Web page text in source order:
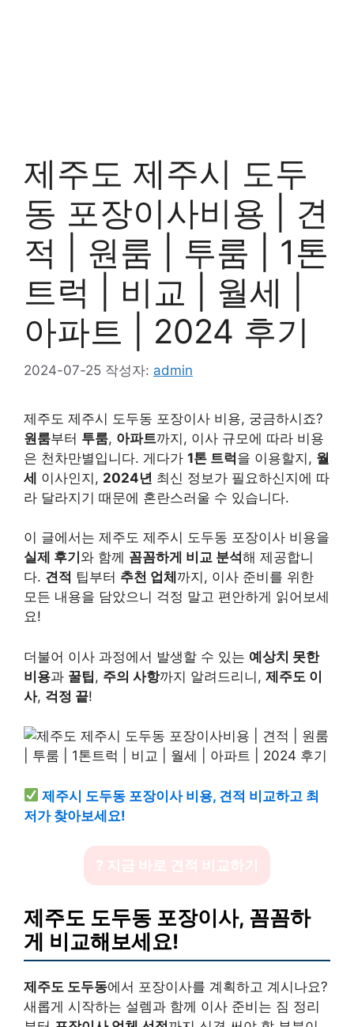
제주도 제주시 도두
동 포장이사비용 | 견
적 | 원룸 | 투룸 | 1톤
트럭 | 비교 | 월세 |
아파트 | 2024 후기
2024-07-25 작성자: admin
제주도 제주시 도두동 포장이사 비용, 궁금하시죠?
원룸부터 투룸, 아파트까지, 이사 규모에 따라 비용
은 천차만별입니다. 게다가 1톤 트럭을 이용할지, 월
세 이사인지, 2024년 최신 정보가 필요하신지에 따
라 달라지기 때문에 혼란스러울 수 있습니다.
이 글에서는 제주도 제주시 도두동 포장이사 비용을
실제 후기 와 함께 꼼꼼하게 비교 분석해 제공합니
다. 견적 팁부터 추천 업체 까지, 이사 준비를 위한
모든 내용을 담았으니 걱정 말고 편안하게 읽어보세
요!
더불어 이사 과정에서 발생할 수 있는 예상치 못한
비용과 꿀팁, 주의 사항까지 알려드리니, 제주도 이
사, 걱정 끝!
제주시 도두동 포장이사 비용, 견적 비교하고 최
저가 찾아보세요!
? 지금 바로 견적 비교하기
제주도 도두동 포장이사, 꼼꼼하
게 비교해보세요!
제주도 도두동에서 포장이사를 계획하고 계시나요?
새롭게 시작하는 설렘과 함께 이사 준비는 짐 정리